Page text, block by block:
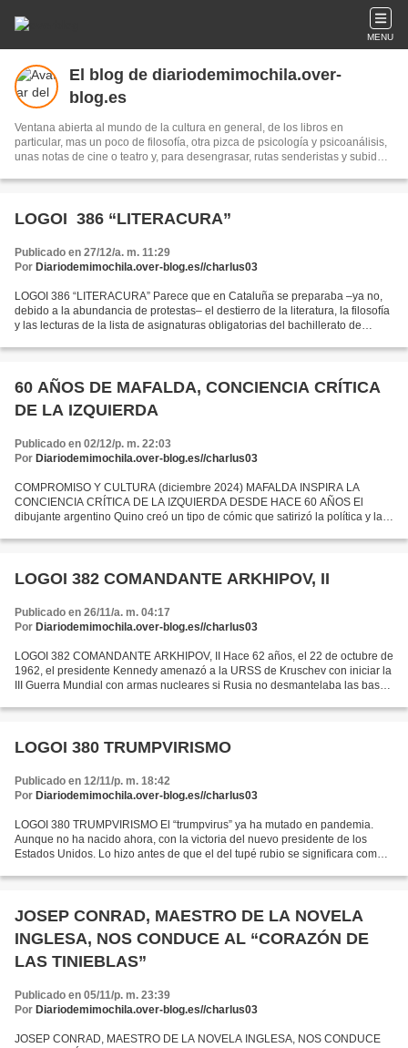
MENU
El blog de diariodemimochila.over-
blog.es
Ventana abierta al mundo de la cultura en general, de los libros en
particular, mas un poco de filosofía, otra pizca de psicología y psicoanálisis,
unas notas de cine o teatro y, para desengrasar, rutas senderistas y subidas
LOGOI 386 “LITERACURA”
Publicado en 27/12/a. m. 11:29
Por Diariodemimochila.over-blog.es//charlus03
LOGOI 386 “LITERACURA” Parece que en Cataluña se preparaba –ya no,
debido a la abundancia de protestas– el destierro de la literatura, la filosofía
y las lecturas de la lista de asignaturas obligatorias del bachillerato de
60 AÑOS DE MAFALDA, CONCIENCIA CRÍTICA
DE LA IZQUIERDA
Publicado en 02/12/p. m. 22:03
Por Diariodemimochila.over-blog.es//charlus03
COMPROMISO Y CULTURA (diciembre 2024) MAFALDA INSPIRA LA
CONCIENCIA CRÍTICA DE LA IZQUIERDA DESDE HACE 60 AÑOS El
dibujante argentino Quino creó un tipo de cómic que satirizó la política y la
LOGOI 382 COMANDANTE ARKHIPOV, II
Publicado en 26/11/a. m. 04:17
Por Diariodemimochila.over-blog.es//charlus03
LOGOI 382 COMANDANTE ARKHIPOV, II Hace 62 años, el 22 de octubre de
1962, el presidente Kennedy amenazó a la URSS de Kruschev con iniciar la
III Guerra Mundial con armas nucleares si Rusia no desmantelaba las bases
LOGOI 380 TRUMPVIRISMO
Publicado en 12/11/p. m. 18:42
Por Diariodemimochila.over-blog.es//charlus03
LOGOI 380 TRUMPVIRISMO El “trumpvirus” ya ha mutado en pandemia.
Aunque no ha nacido ahora, con la victoria del nuevo presidente de los
Estados Unidos. Lo hizo antes de que el del tupé rubio se significara como
JOSEP CONRAD, MAESTRO DE LA NOVELA
INGLESA, NOS CONDUCE AL “CORAZÓN DE
LAS TINIEBLAS”
Publicado en 05/11/p. m. 23:39
Por Diariodemimochila.over-blog.es//charlus03
JOSEP CONRAD, MAESTRO DE LA NOVELA INGLESA, NOS CONDUCE